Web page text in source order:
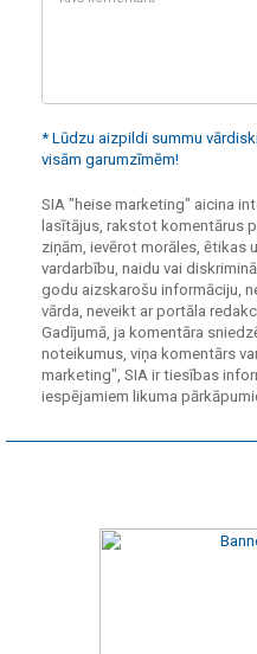
* Lūdzu aizpildi summu
visām garumzīmēm!
SIA "heise marketing" aicina
lasītājus, rakstot komentārus
ziņām, ievērot morāles, ētikas
vardarbību, naidu vai
godu aizskarošu informāciju,
vārda, neveikt ar portāla
Gadījumā, ja komentāra
noteikumus, viņa komentārs
marketing", SIA ir tiesības
iespējamiem likuma